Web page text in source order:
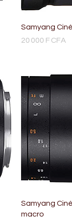
Samyang
Prix
20 000 F CFA
Samyang
macro